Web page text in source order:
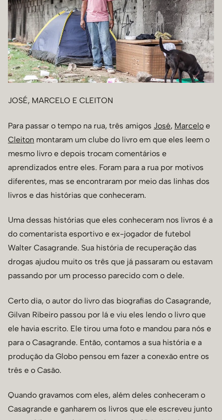
JOSÉ, MARCELO E CLEITON
Para passar o tempo na rua, três amigos José, Marcelo e
Cleiton montaram um clube do livro em que eles leem o
mesmo livro e depois trocam comentários e
aprendizados entre eles. Foram para a rua por motivos
diferentes, mas se encontraram por meio das linhas dos
livros e das histórias que conheceram.
Uma dessas histórias que eles conheceram nos livros é a
do comentarista esportivo e ex-jogador de futebol
Walter Casagrande. Sua história de recuperação das
drogas ajudou muito os três que já passaram ou estavam
passando por um processo parecido com o dele.
Certo dia, o autor do livro das biografias do Casagrande,
Gilvan Ribeiro passou por lá e viu eles lendo o livro que
ele havia escrito. Ele tirou uma foto e mandou para nós e
para o Casagrande. Então, contamos a sua história e a
produção da Globo pensou em fazer a conexão entre os
três e o Casão.
Quando gravamos com eles, além deles conheceram o
Casagrande e ganharem os livros que ele escreveu junto